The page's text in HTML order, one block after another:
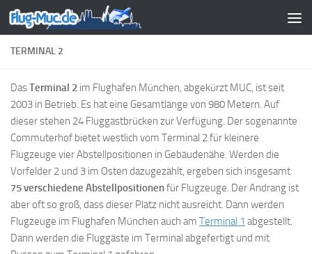
Zum Inhalt springen
TERMINAL 2
DasTerminal 2 im Flughafen München, abgekürzt MUC, ist seit
2003 in Betrieb. Es hat eine Gesamtlänge von 980 Metern. Auf
dieser stehen 24 Fluggastbrücken zur Verfügung. Der sogenannte
Commuterhof bietet westlich vom Terminal 2 für kleinere
Flugzeuge vier Abstellpositionen in Gebäudenähe. Werden die
Vorfelder 2 und 3 im Osten dazugezählt, ergeben sich insgesamt
75 verschiedene Abstellpositionenfür Flugzeuge. Der Andrang ist
aber oft so groß, dass dieser Platz nicht ausreicht. Dann werden
Flugzeuge im Flughafen München auch am Terminal 1 abgestellt.
Dann werden die Fluggäste im Terminal abgefertigt und mit